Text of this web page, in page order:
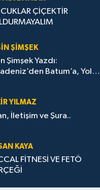
ÇİÇEKTİR
ŞIMŞEK
Şimşek Yazdı:
Batum’a, Yolun
YILMAZ
İletişim ve Şura..
KAYA
FİTNESİ VE FETÖ